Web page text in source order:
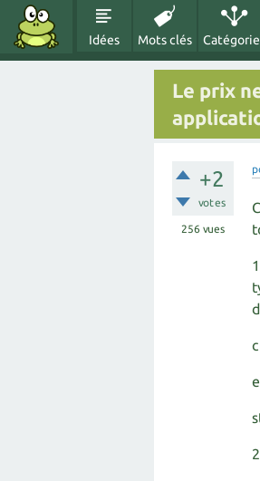
Idées Mots clés
Le prix
+2
votes
256 vues